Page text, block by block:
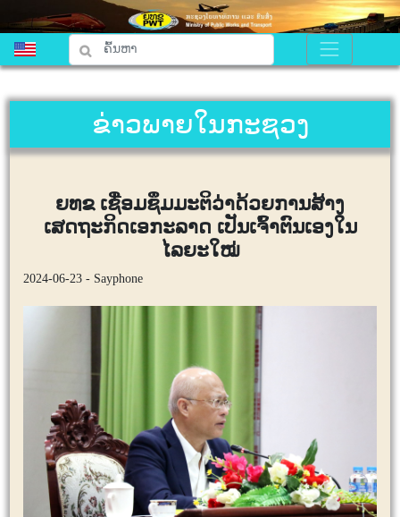
ຂ່າວພາຍໃນກະຊວງ
ຍທຂ ເຊື່ອມຊຶມມະຕິວ່າດ້ວຍການສ້າງ
ເສດຖະກິດເອກະລາດ ເປັນເຈົ້າຕົນເອງໃນ
ໄລຍະໃໝ່
2024-06-23 - Sayphone